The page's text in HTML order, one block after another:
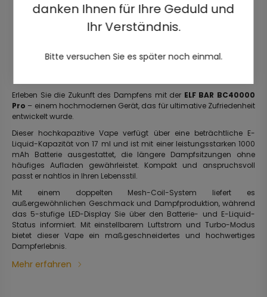
danken Ihnen für Ihre Geduld und
Ihr Verständnis.
Bitte versuchen Sie es später noch einmal.
Erleben Sie die Zukunft des Dampfens mit der ELF BAR BC40000
Pro – einem hochmodernen Gerät, das für ultimative Zufriedenheit
entwickelt wurde.
Dieser hochkapazitive Vape verfügt über eine beträchtliche E-
Liquid-Kapazität von 17 ml und ist mit einer leistungsstarken 1000
mAh Batterie ausgestattet, die längere Dampfsitzungen ohne
häufiges Aufladen gewährleistet. Kompakt und anspruchsvoll
passt er nahtlos in Ihren Lebensstil.
Mit einem doppelten Mesh-Coil-System liefert es
außergewöhnlichen Geschmack und Dampfproduktion, während
das 5-stufige LED-Display Sie über den Batterie- und E-Liquid-
Status informiert. Mit einstellbarem Luftstrom und Turbo-Modus
bietet dieser Vape ein maßgeschneidertes und hochwertiges
Dampferlebnis.
Mehr erfahren